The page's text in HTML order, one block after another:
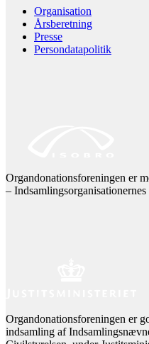
Organisation
Årsberetning
Presse
Persondatapolitik
Organdonationsforeningen er
–
Organdonationsforeningen er
indsamling af